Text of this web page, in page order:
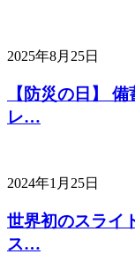
2025年8月25日
【防災の日】
レ…
2024年1月25日
世界初のスライ
ス…